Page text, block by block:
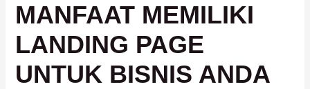
MANFAAT MEMILIKI
LANDING PAGE
UNTUK BISNIS ANDA